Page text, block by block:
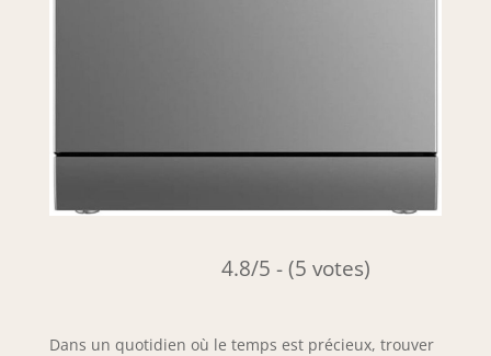
4.8/5 - (5 votes)
Dans un quotidien où le temps est précieux, trouver